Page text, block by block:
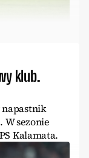
klub.
W sezonie
Kalamata.